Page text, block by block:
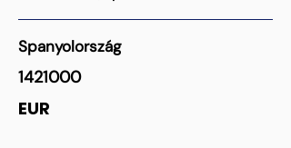
Spanyolország
1421000
EUR